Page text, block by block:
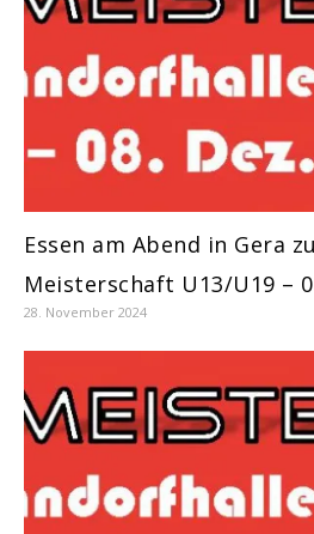
Essen am Abend in Gera
Meisterschaft U13/U19 –
28. November 2024